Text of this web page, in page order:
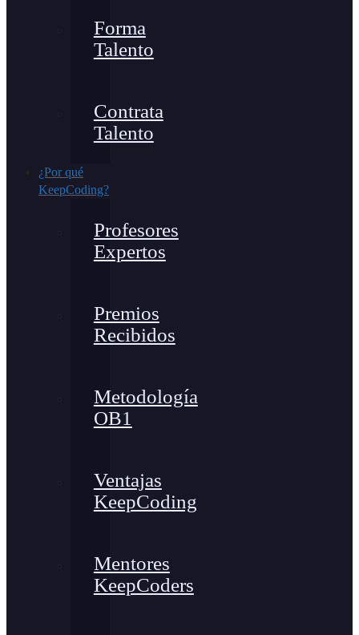
Forma
Talento
Contrata
Talento
¿Por qué
KeepCoding?
Profesores
Expertos
Premios
Recibidos
Metodología
OB1
Ventajas
KeepCoding
Mentores
KeepCoders